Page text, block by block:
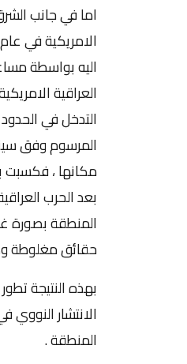
اما في جانب
اليه بواسطة
التدخل في
المرسوم وفق
مكانها ، فكسبت
المنطقة بصورة
حقائق مغلوطة
بهذه النتيجة
الانتشار
المنطقة .